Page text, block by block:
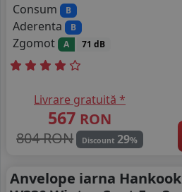
Consum
B
Aderenta B
Zgomot A 71 dB
Livrare gratuită *
567 RON
804 RON
Discount 29%
Anvelope iarna Hankook